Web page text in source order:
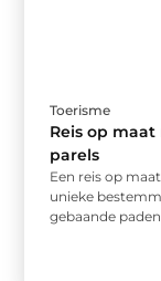
Toerisme
Reis op
parels
Een reis op
unieke
gebaande paden